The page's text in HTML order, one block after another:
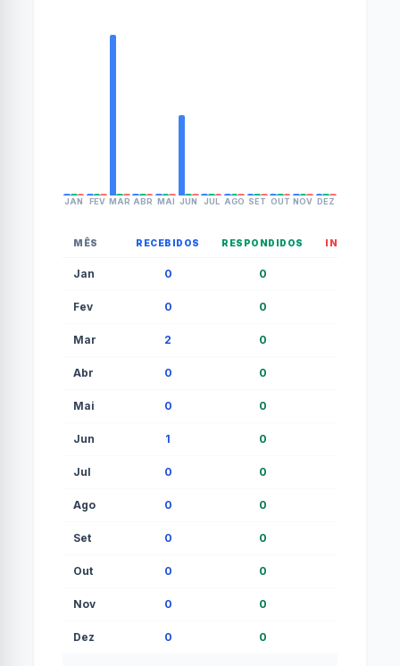
JAN FEV MAR ABR MAI JUN JUL AGO SET OUT NOV DEZ
MÊS RECEBIDOS RESPONDIDOS INDEFERIDOS
Jan 0 0
Fev 0 0
Mar 2 0
Abr 0 0
Mai 0 0
Jun 1 0
Jul 0 0
Ago 0 0
Set 0 0
Out 0 0
Nov 0 0
Dez 0 0